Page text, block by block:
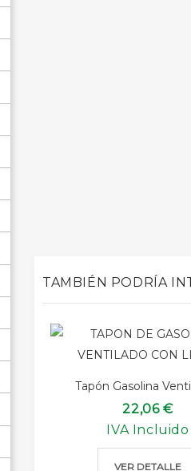
TAMBIÉN PODRÍA
Tapón Gasolina
22,06 €
IVA Incluido
VER DETALLE